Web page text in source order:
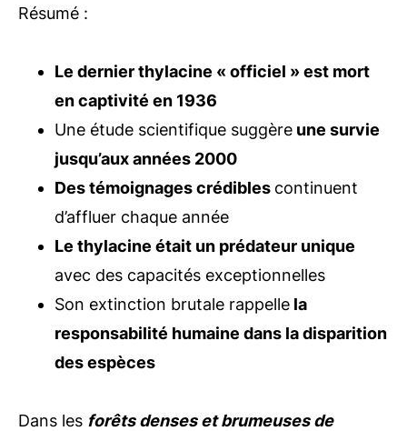
Résumé :
Le dernier thylacine « officiel » est mort
en captivité en 1936
Une étude scientifique suggère une survie
jusqu’aux années 2000
Des témoignages crédibles continuent
d’affluer chaque année
Le thylacine était un prédateur unique
avec des capacités exceptionnelles
Son extinction brutale rappelle la
responsabilité humaine dans la disparition
des espèces
Dans les forêts denses et brumeuses de